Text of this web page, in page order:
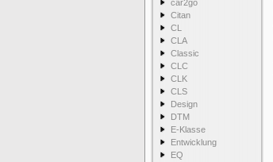
car2go
Citan
CL
CLA
Classic
CLC
CLK
CLS
Design
DTM
E-Klasse
Entwicklung
EQ